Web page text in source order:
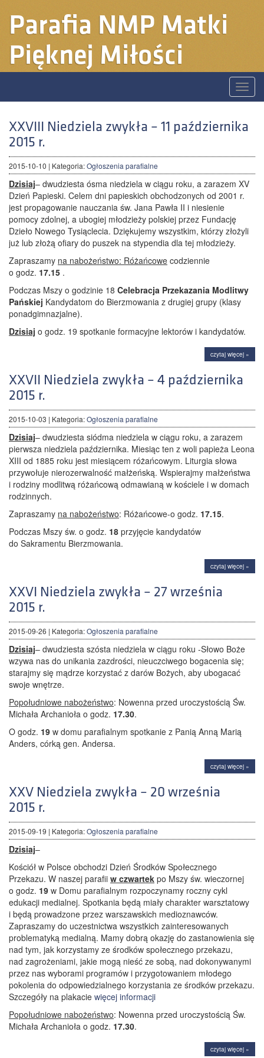
Parafia NMP Matki
Pięknej Miłości
Toggle
XXVIII Niedziela zwykła – 11 października
2015 r.
2015-10-10 | Kategoria:Ogłoszenia parafialne
Dzisiaj– dwudziesta ósma niedziela w ciągu roku, a zarazem XV
Dzień Papieski. Celem dni papieskich obchodzonych od 2001 r.
jest propagowanie nauczania św. Jana Pawła II i niesienie
pomocy zdolnej, a ubogiej młodzieży polskiej przez Fundację
Dzieło Nowego Tysiąclecia. Dziękujemy wszystkim, którzy złożyli
już lub złożą ofiary do puszek na stypendia dla tej młodzieży.
Zapraszamy na nabożeństwo: Różańcowe codziennie
o godz. 17.15 .
Podczas Mszy o godzinie 18 Celebracja Przekazania Modlitwy
Pańskiej Kandydatom do Bierzmowania z drugiej grupy (klasy
ponadgimnazjalne).
Dzisiaj o godz. 19 spotkanie formacyjne lektorów i kandydatów.
czytaj więcej »
XXVII Niedziela zwykła – 4 października
2015 r.
2015-10-03 | Kategoria:Ogłoszenia parafialne
Dzisiaj– dwudziesta siódma niedziela w ciągu roku, a zarazem
pierwsza niedziela października. Miesiąc ten z woli papieża Leona
XIII od 1885 roku jest miesiącem różańcowym. Liturgia słowa
przywołuje nierozerwalność małżeńską. Wspierajmy małżeństwa
i rodziny modlitwą różańcową odmawianą w kościele i w domach
rodzinnych.
Zapraszamy na nabożeństwo: Różańcowe-o godz. 17.15.
Podczas Mszy św. o godz. 18 przyjęcie kandydatów
do Sakramentu Bierzmowania.
czytaj więcej »
XXVI Niedziela zwykła – 27 września
2015 r.
2015-09-26 | Kategoria:Ogłoszenia parafialne
Dzisiaj– dwudziesta szósta niedziela w ciągu roku -Słowo Boże
wzywa nas do unikania zazdrości, nieuczciwego bogacenia się;
starajmy się mądrze korzystać z darów Bożych, aby ubogacać
swoje wnętrze.
Popołudniowe nabożeństwo: Nowenna przed uroczystością Św.
Michała Archanioła o godz. 17.30.
O godz. 19 w domu parafialnym spotkanie z Panią Anną Marią
Anders, córką gen. Andersa.
czytaj więcej »
XXV Niedziela zwykła – 20 września
2015 r.
2015-09-19 | Kategoria:Ogłoszenia parafialne
Dzisiaj–
Kościół w Polsce obchodzi Dzień Środków Społecznego
Przekazu. W naszej parafii w czwartek po Mszy św. wieczornej
o godz. 19 w Domu parafialnym rozpoczynamy roczny cykl
edukacji medialnej. Spotkania będą miały charakter warsztatowy
i będą prowadzone przez warszawskich medioznawców.
Zapraszamy do uczestnictwa wszystkich zainteresowanych
problematyką medialną. Mamy dobrą okazję do zastanowienia się
nad tym, jak korzystamy ze środków społecznego przekazu,
nad zagrożeniami, jakie mogą nieść ze sobą, nad dokonywanymi
przez nas wyborami programów i przygotowaniem młodego
pokolenia do odpowiedzialnego korzystania ze środków przekazu.
Szczegóły na plakacie więcej informacji
Popołudniowe nabożeństwo: Nowenna przed uroczystością Św.
Michała Archanioła o godz. 17.30.
czytaj więcej »